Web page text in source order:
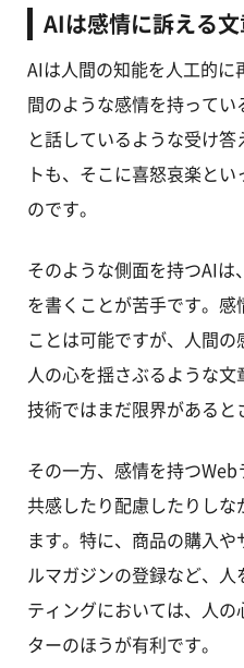
AIは感情に訴える
AIは人間の知能を人工的
間のような感情を持って
と話しているような受け
トも、そこに喜怒哀楽と
のです。
そのような側面を持つAI
を書くことが苦手です。
ことは可能ですが、人間
人の心を揺さぶるような
技術ではまだ限界があると
その一方、感情を持つ
共感したり配慮したりし
ます。特に、商品の購入
ルマガジンの登録など、
ティングにおいては、人
ターのほうが有利です。